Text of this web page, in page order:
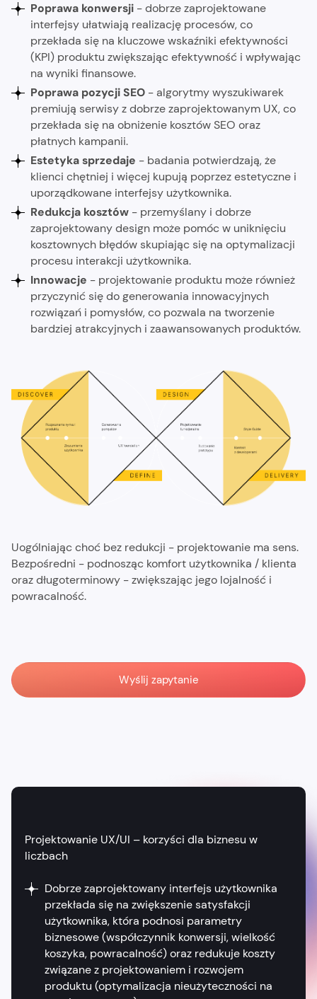
Poprawa konwersji - dobrze zaprojektowane
interfejsy ułatwiają realizację procesów, co
przekłada się na kluczowe wskaźniki efektywności
(KPI) produktu zwiększając efektywność i wpływając
na wyniki finansowe.
Poprawa pozycji SEO - algorytmy wyszukiwarek
premiują serwisy z dobrze zaprojektowanym UX, co
przekłada się na obniżenie kosztów SEO oraz
płatnych kampanii.
Estetyka sprzedaje - badania potwierdzają, że
klienci chętniej i więcej kupują poprzez estetyczne i
uporządkowane interfejsy użytkownika.
Redukcja kosztów - przemyślany i dobrze
zaprojektowany design może pomóc w uniknięciu
kosztownych błędów skupiając się na optymalizacji
procesu interakcji użytkownika.
Innowacje - projektowanie produktu może również
przyczynić się do generowania innowacyjnych
rozwiązań i pomysłów, co pozwala na tworzenie
bardziej atrakcyjnych i zaawansowanych produktów.
Uogólniając choć bez redukcji - projektowanie ma sens.
Bezpośredni - podnosząc komfort użytkownika / klienta
oraz długoterminowy - zwiększając jego lojalność i
powracalność.
Wyślij zapytanie
Projektowanie UX/UI – korzyści dla biznesu w
liczbach
Dobrze zaprojektowany interfejs użytkownika
przekłada się na zwiększenie satysfakcji
użytkownika, która podnosi parametry
biznesowe (współczynnik konwersji, wielkość
koszyka, powracalność) oraz redukuje koszty
związane z projektowaniem i rozwojem
produktu (optymalizacja nieużyteczności na